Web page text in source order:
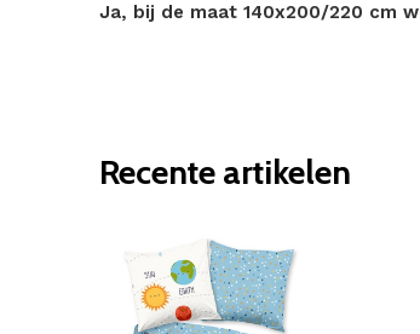
Ja, bij de maat 140x200/220 cm
Recente artikelen